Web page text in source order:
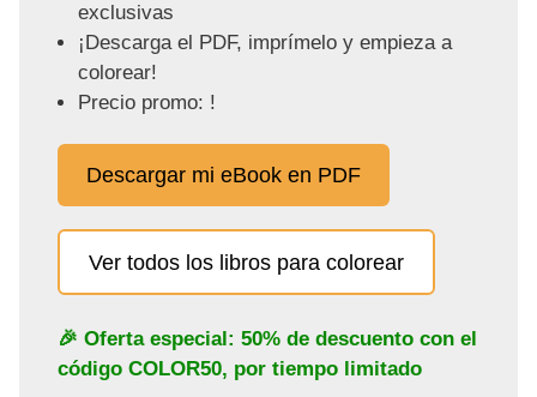
exclusivas
¡Descarga el PDF, imprímelo y empieza a
colorear!
Precio promo: !
Descargar mi eBook en PDF
Ver todos los libros para colorear
🎉 Oferta especial: 50% de descuento con el
código COLOR50, por tiempo limitado